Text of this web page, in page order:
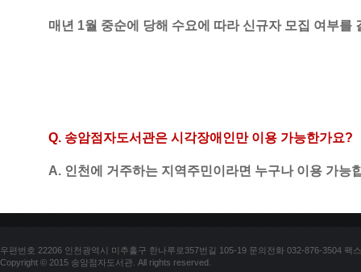
매년 1월 중순에 당해 수요에 따라 신규자 모집 여부
Q. 송암점자도서관은 시각장애인만 이용 가능한가요?
A. 인천에 거주하는 지역주민이라면 누구나 이용 가능
우편번호 22206 인천광역시 미추홀구 한나루로357번길 105-19 문의전화 032-876-3504 팩
Copyright © 2015 송암점자도서관. All rights reserved.